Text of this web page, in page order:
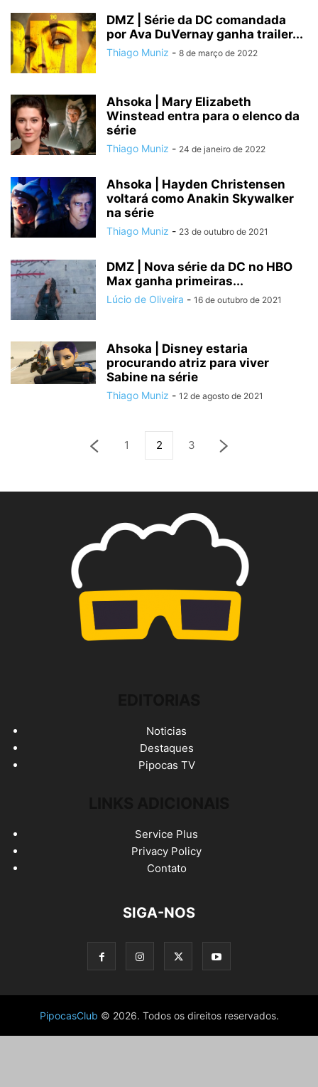
DMZ | Série da DC comandada
por Ava DuVernay ganha trailer...
Thiago Muniz - 8 de março de 2022
Ahsoka | Mary Elizabeth
Winstead entra para o elenco da
série
Thiago Muniz - 24 de janeiro de 2022
Ahsoka | Hayden Christensen
voltará como Anakin Skywalker
na série
Thiago Muniz - 23 de outubro de 2021
DMZ | Nova série da DC no HBO
Max ganha primeiras...
Lúcio de Oliveira - 16 de outubro de 2021
Ahsoka | Disney estaria
procurando atriz para viver
Sabine na série
Thiago Muniz - 12 de agosto de 2021
1 2 3
Noticias
Destaques
Pipocas TV
Service Plus
Privacy Policy
Contato
SIGA-NOS
PipocasClub © 2026. Todos os direitos reservados.